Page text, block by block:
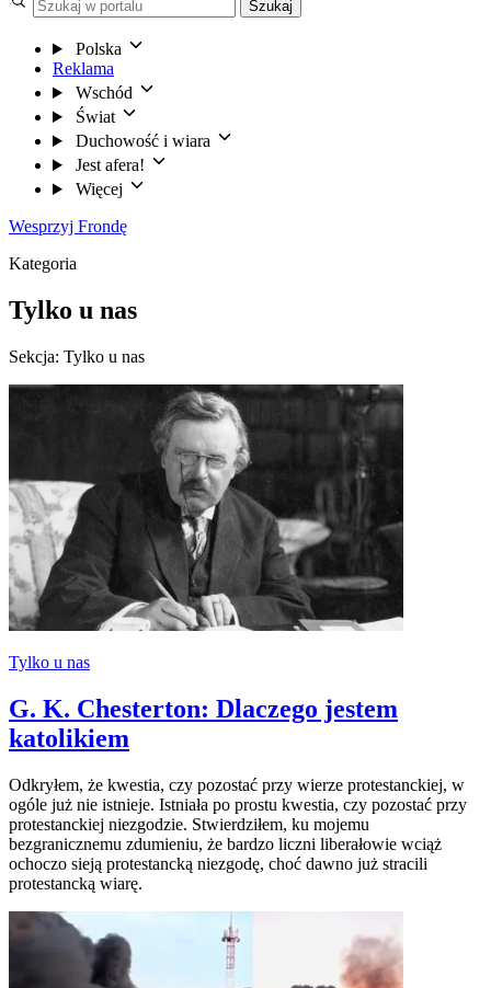
Szukaj
Polska
Reklama
Wschód
Świat
Duchowość i wiara
Jest afera!
Więcej
Wesprzyj Frondę
Kategoria
Tylko u nas
Sekcja: Tylko u nas
Tylko u nas
G. K. Chesterton: Dlaczego jestem
katolikiem
Odkryłem, że kwestia, czy pozostać przy wierze protestanckiej, w
ogóle już nie istnieje. Istniała po prostu kwestia, czy pozostać przy
protestanckiej niezgodzie. Stwierdziłem, ku mojemu
bezgranicznemu zdumieniu, że bardzo liczni liberałowie wciąż
ochoczo sieją protestancką niezgodę, choć dawno już stracili
protestancką wiarę.